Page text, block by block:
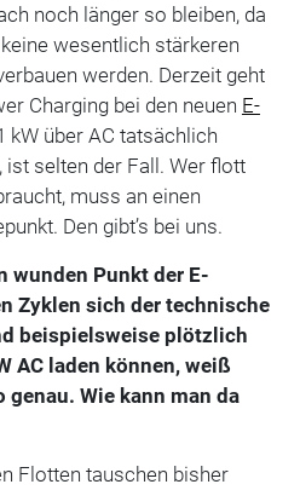
noch länger so bleiben, da
wesentlich stärkeren
werden. Derzeit geht
Charging bei den neuen E-
kW über AC tatsächlich
ist selten der Fall. Wer flott
muss an einen
Den gibt’s bei uns.
wunden Punkt der E-
Zyklen sich der technische
beispielsweise plötzlich
AC laden können, weiß
Wie kann man da
Flotten tauschen bisher